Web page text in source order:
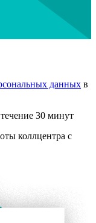
данных в
30 минут
коллцентра с